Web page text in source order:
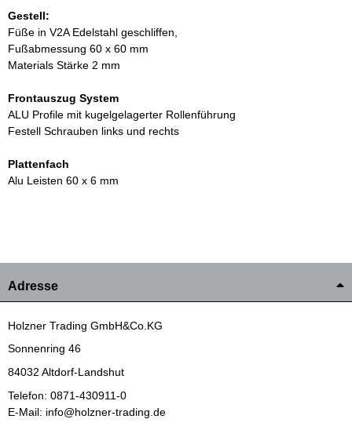
Gestell:
Füße in V2A Edelstahl geschliffen,
Fußabmessung 60 x 60 mm
Materials Stärke 2 mm
Frontauszug System
ALU Profile mit kugelgelagerter Rollenführung
Festell Schrauben links und rechts
Plattenfach
Alu Leisten 60 x 6 mm
Adresse
Holzner Trading GmbH&Co.KG
Sonnenring 46
84032 Altdorf-Landshut
Telefon: 0871-430911-0
E-Mail: info@holzner-trading.de